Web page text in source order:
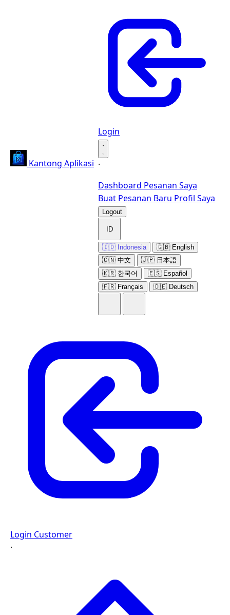
Kantong Aplikasi
Login
·
·
Dashboard Pesanan Saya
Buat Pesanan Baru Profil Saya
Logout
ID
🇮🇩 Indonesia
🇬🇧 English
🇨🇳 中文
🇯🇵 日本語
🇰🇷 한국어
🇪🇸 Español
🇫🇷 Français
🇩🇪 Deutsch
Login Customer
·